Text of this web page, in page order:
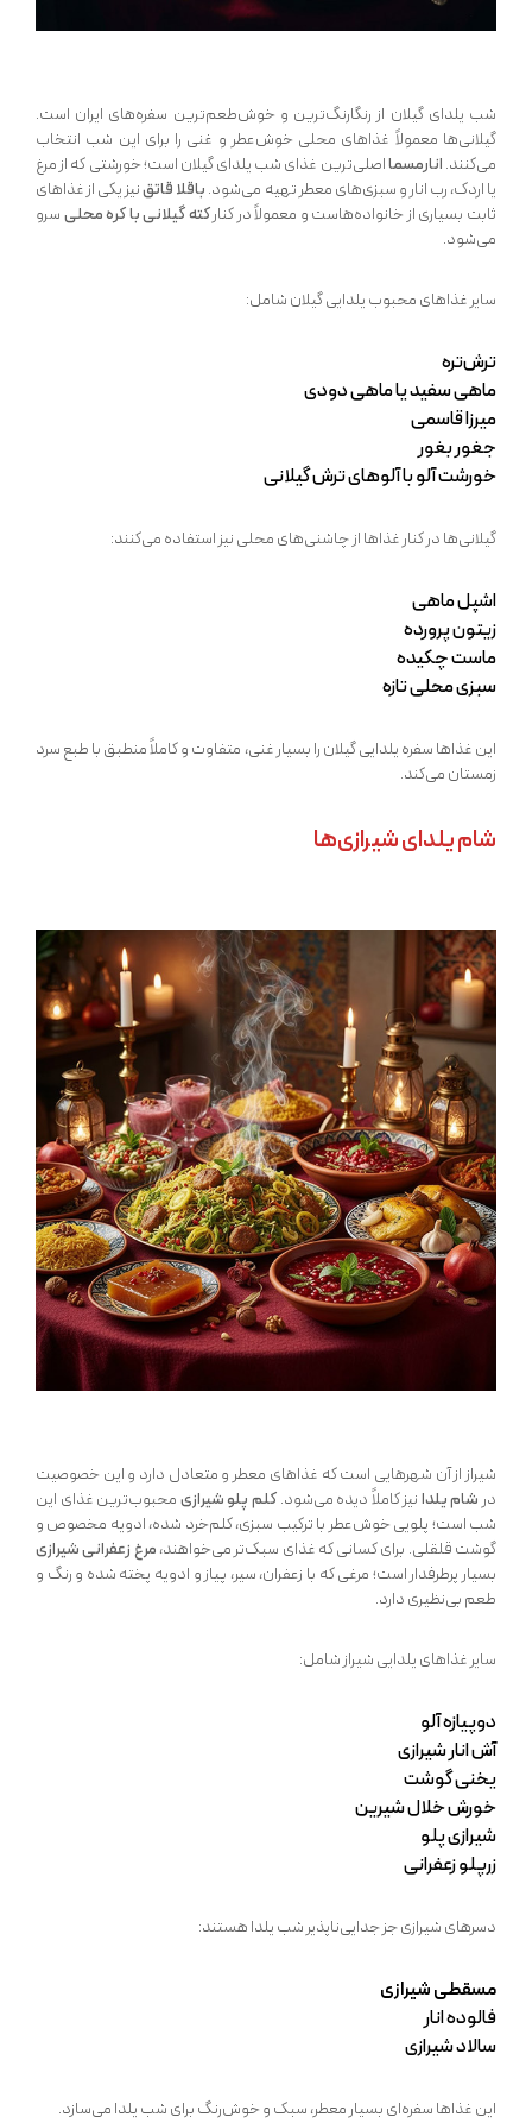
شب یلدای گیلان از رنگارنگ‌ترین و خوش‌طعم‌ترین سفره‌های ایران است.
گیلانی‌ها معمولاً غذاهای محلی خوش‌عطر و غنی را برای این شب انتخاب
می‌کنند.انارمسمااصلی‌ترین غذای شب یلدای گیلان است؛ خورشتی که از مرغ
یا اردک، رب انار و سبزی‌های معطر تهیه می‌شود.باقلا قاتقنیز یکی از غذاهای
ثابت بسیاری از خانواده‌هاست و معمولاً در کنارکته گیلانی با کره محلیسرو
می‌شود.
سایر غذاهای محبوب یلدایی گیلان شامل:
ترش‌تره
ماهی سفید یا ماهی دودی
میرزا قاسمی
جغور بغور
خورشت آلو با آلوهای ترش گیلانی
گیلانی‌ها در کنار غذاها از چاشنی‌های محلی نیز استفاده می‌کنند:
اشپل ماهی
زیتون پرورده
ماست چکیده
سبزی محلی تازه
این غذاها سفره یلدایی گیلان را بسیار غنی، متفاوت و کاملاً منطبق با طبع سرد
زمستان می‌کند.
شام یلدای شیرازی‌ها
شیراز از آن شهرهایی است که غذاهای معطر و متعادل دارد و این خصوصیت
در شام یلدانیز کاملاً دیده می‌شود.کلم پلو شیرازیمحبوب‌ترین غذای این
شب است؛ پلویی خوش‌عطر با ترکیب سبزی، کلم‌خرد شده، ادویه مخصوص و
گوشت قلقلی. برای کسانی که غذای سبک‌تر می‌خواهند،مرغ زعفرانی شیرازی
بسیار پرطرفدار است؛ مرغی که با زعفران، سیر، پیاز و ادویه پخته شده و رنگ و
طعم بی‌نظیری دارد.
سایر غذاهای یلدایی شیراز شامل:
دوپیازه آلو
آش انار شیرازی
یخنی گوشت
خورش خلال شیرین
شیرازی پلو
زرپلو زعفرانی
دسرهای شیرازی جز جدایی‌ناپذیر شب یلدا هستند:
مسقطی شیرازی
فالوده انار
سالاد شیرازی
این غذاها سفره‌ای بسیار معطر، سبک و خوش‌رنگ برای شب یلدا می‌سازد.